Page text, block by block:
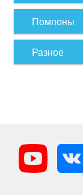
Помпоны
Разное